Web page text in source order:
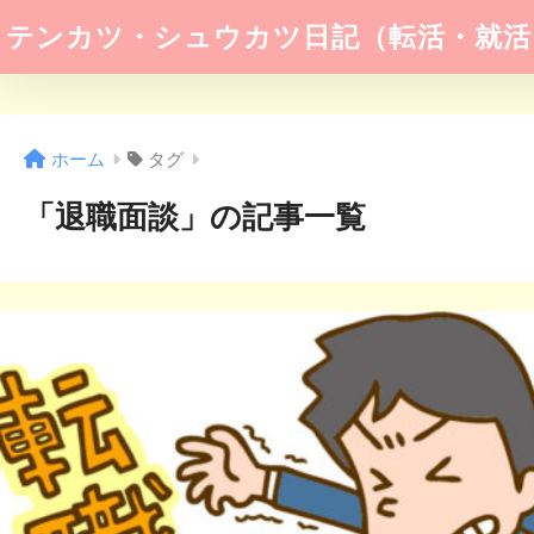
テンカツ・シュウカツ日記（転活・就
ホーム タグ
「退職面談」の記事一覧